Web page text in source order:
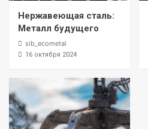
Нержавеющая сталь:
Металл будущего
sib_ecometal
16 октября 2024